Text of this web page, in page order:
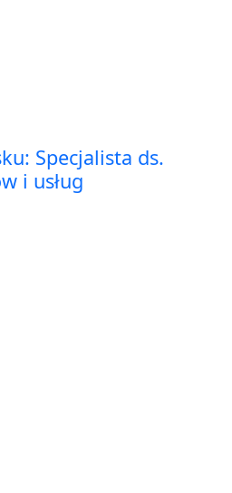
Specjalista ds.
i usług